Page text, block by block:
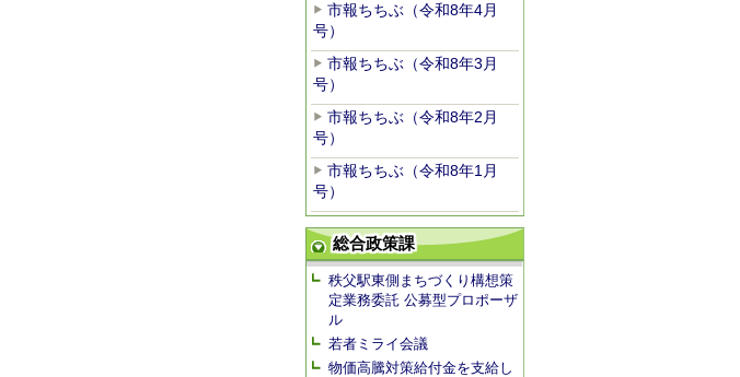
市報ちちぶ（令和8年4月
号）
市報ちちぶ（令和8年3月
号）
市報ちちぶ（令和8年2月
号）
市報ちちぶ（令和8年1月
号）
総合政策課
秩父駅東側まちづくり構想策
定業務委託 公募型プロポーザ
ル
若者ミライ会議
物価高騰対策給付金を支給し